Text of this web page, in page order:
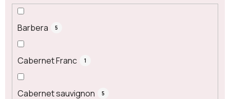
Barbera 5
Cabernet Franc 1
Cabernet sauvignon 5